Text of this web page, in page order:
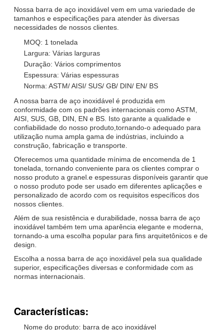
Nossa barra de aço inoxidável vem em uma variedade de
tamanhos e especificações para atender às diversas
necessidades de nossos clientes.
MOQ: 1 tonelada
Largura: Várias larguras
Duração: Vários comprimentos
Espessura: Várias espessuras
Norma: ASTM/ AISI/ SUS/ GB/ DIN/ EN/ BS
A nossa barra de aço inoxidável é produzida em
conformidade com os padrões internacionais como ASTM,
AISI, SUS, GB, DIN, EN e BS. Isto garante a qualidade e
confiabilidade do nosso produto,tornando-o adequado para
utilização numa ampla gama de indústrias, incluindo a
construção, fabricação e transporte.
Oferecemos uma quantidade mínima de encomenda de 1
tonelada, tornando conveniente para os clientes comprar o
nosso produto a granel.e espessuras disponíveis garantir que
o nosso produto pode ser usado em diferentes aplicações e
personalizado de acordo com os requisitos específicos dos
nossos clientes.
Além de sua resistência e durabilidade, nossa barra de aço
inoxidável também tem uma aparência elegante e moderna,
tornando-a uma escolha popular para fins arquitetônicos e de
design.
Escolha a nossa barra de aço inoxidável pela sua qualidade
superior, especificações diversas e conformidade com as
normas internacionais.
Características:
Nome do produto: barra de aço inoxidável